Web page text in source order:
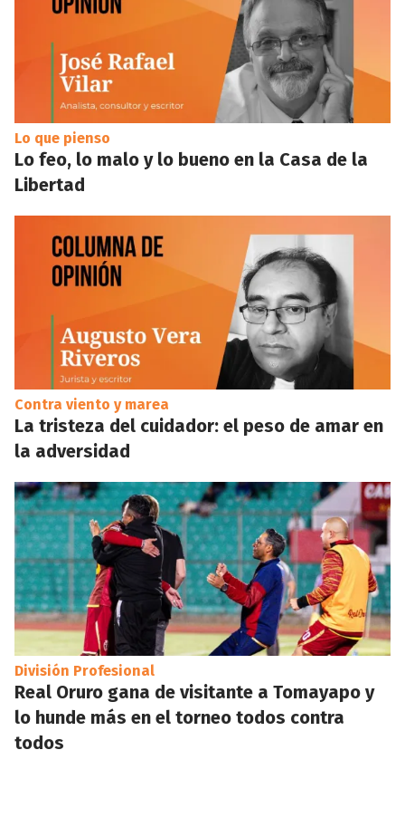
Lo que pienso
Lo feo, lo malo y lo bueno en la Casa de la
Libertad
Contra viento y marea
La tristeza del cuidador: el peso de amar en
la adversidad
División Profesional
Real Oruro gana de visitante a Tomayapo y
lo hunde más en el torneo todos contra
todos